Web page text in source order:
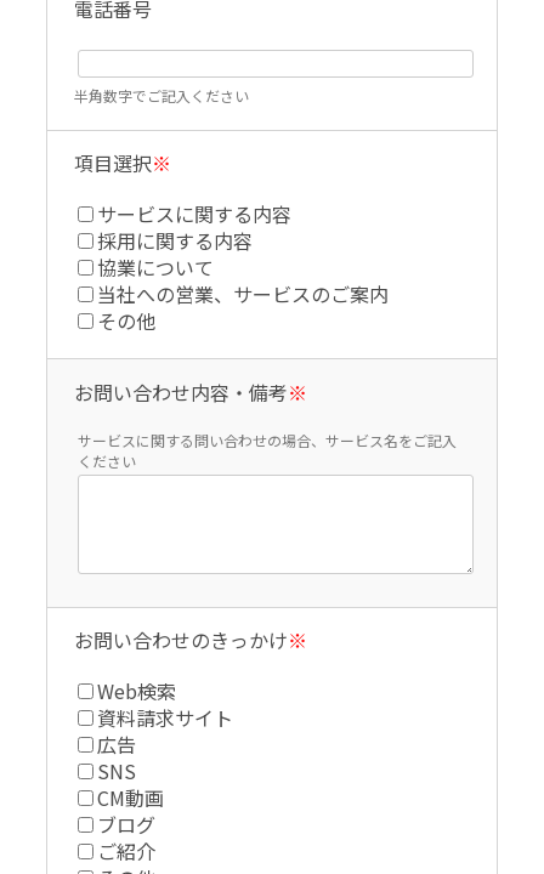
電話番号
半角数字でご記入ください
項目選択※
サービスに関する内容
採用に関する内容
協業について
当社への営業、サービスのご案内
その他
お問い合わせ内容・備考※
サービスに関する問い合わせの場合、サービス名をご記入
ください
お問い合わせのきっかけ※
Web検索
資料請求サイト
広告
SNS
CM動画
ブログ
ご紹介